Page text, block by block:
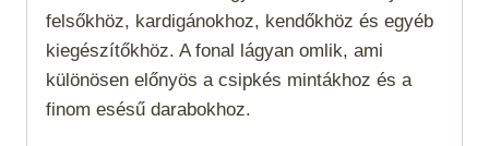
felsőkhöz, kardigánokhoz, kendőkhöz és egyéb
kiegészítőkhöz. A fonal lágyan omlik, ami
különösen előnyös a csipkés mintákhoz és a
finom esésű darabokhoz.